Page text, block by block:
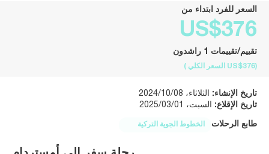
السعر للفرد ابتداء من
US$376
تقييم/تقييمات 1 راشدون
(US$376 السعر الكلي )
تاريخ الإنشاء:
الثلاثاء، 2024/10/08
تاريخ الإقلاع:
السبت، 2025/03/01
طابع الرحلات الخطوط الجوية التركية